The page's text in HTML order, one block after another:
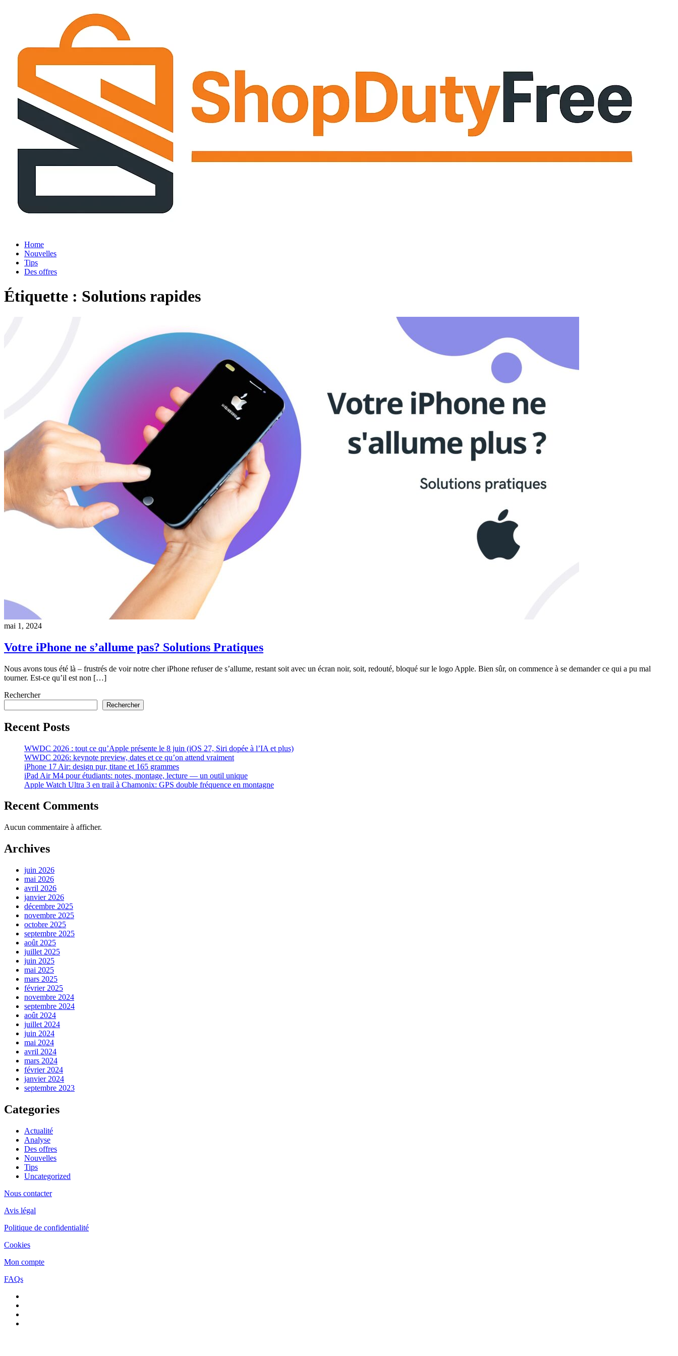
Home
Nouvelles
Tips
Des offres
Étiquette : Solutions rapides
mai 1, 2024
Votre iPhone ne s’allume pas? Solutions Pratiques
Nous avons tous été là – frustrés de voir notre cher iPhone refuser de s’allume, restant soit avec un écran noir, soit, redouté, bloqué sur le logo Apple. Bien sûr, on commence à se demander ce qui a pu mal
tourner. Est-ce qu’il est non […]
Rechercher
Rechercher
Recent Posts
WWDC 2026 : tout ce qu’Apple présente le 8 juin (iOS 27, Siri dopée à l’IA et plus)
WWDC 2026: keynote preview, dates et ce qu’on attend vraiment
iPhone 17 Air: design pur, titane et 165 grammes
iPad Air M4 pour étudiants: notes, montage, lecture — un outil unique
Apple Watch Ultra 3 en trail à Chamonix: GPS double fréquence en montagne
Recent Comments
Aucun commentaire à afficher.
Archives
juin 2026
mai 2026
avril 2026
janvier 2026
décembre 2025
novembre 2025
octobre 2025
septembre 2025
août 2025
juillet 2025
juin 2025
mai 2025
mars 2025
février 2025
novembre 2024
septembre 2024
août 2024
juillet 2024
juin 2024
mai 2024
avril 2024
mars 2024
février 2024
janvier 2024
septembre 2023
Categories
Actualité
Analyse
Des offres
Nouvelles
Tips
Uncategorized
Nous contacter
Avis légal
Politique de confidentialité
Cookies
Mon compte
FAQs